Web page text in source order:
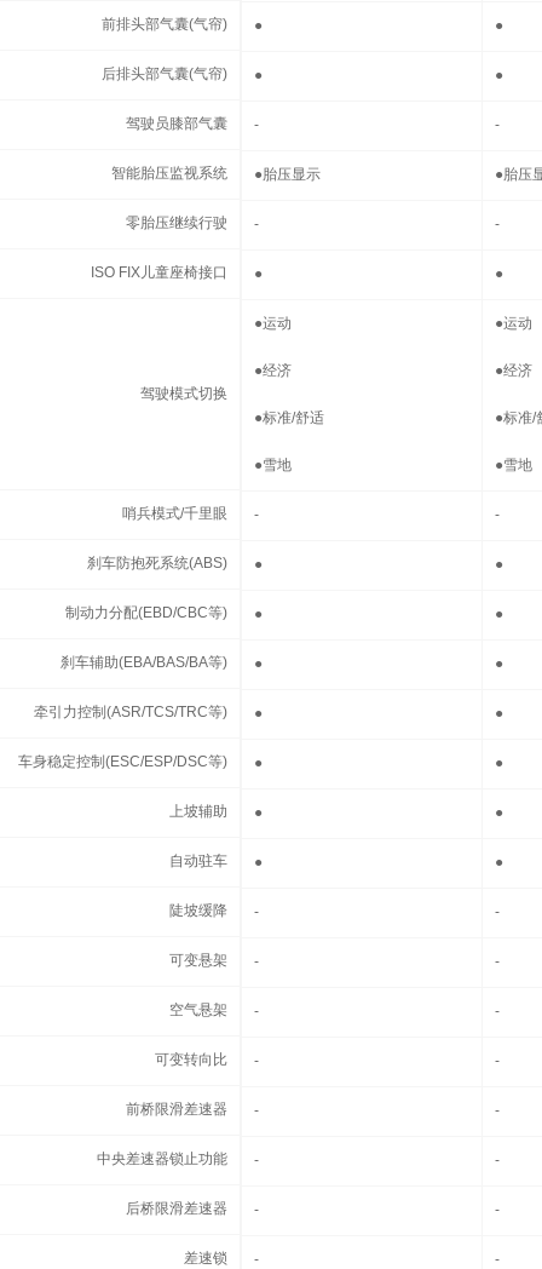
前排头部气囊(气帘) ● ●
后排头部气囊(气帘) ● ●
驾驶员膝部气囊 - -
智能胎压监视系统 ●胎压显示 ●胎压
零胎压继续行驶 - -
ISO FIX儿童座椅接口 ● ●
●运动
●经济
●标准/舒适
●雪地
●运动
●经济
●标准/
●雪地
哨兵模式/千里眼 - -
刹车防抱死系统(ABS) ● ●
制动力分配(EBD/CBC等) ● ●
刹车辅助(EBA/BAS/BA等) ● ●
牵引力控制(ASR/TCS/TRC等) ● ●
车身稳定控制(ESC/ESP/DSC等) ● ●
上坡辅助 ● ●
自动驻车 ● ●
陡坡缓降 - -
可变悬架 - -
空气悬架 - -
可变转向比 - -
前桥限滑差速器 - -
中央差速器锁止功能 - -
后桥限滑差速器 - -
差速锁 - -
前排头部气囊(气帘)
后排头部气囊(气帘)
驾驶员膝部气囊
智能胎压监视系统
零胎压继续行驶
ISO FIX儿童座椅接口
驾驶模式切换
哨兵模式/千里眼
刹车防抱死系统(ABS)
制动力分配(EBD/CBC等)
刹车辅助(EBA/BAS/BA等)
牵引力控制(ASR/TCS/TRC等)
车身稳定控制(ESC/ESP/DSC等)
上坡辅助
自动驻车
陡坡缓降
可变悬架
空气悬架
可变转向比
前桥限滑差速器
中央差速器锁止功能
后桥限滑差速器
差速锁